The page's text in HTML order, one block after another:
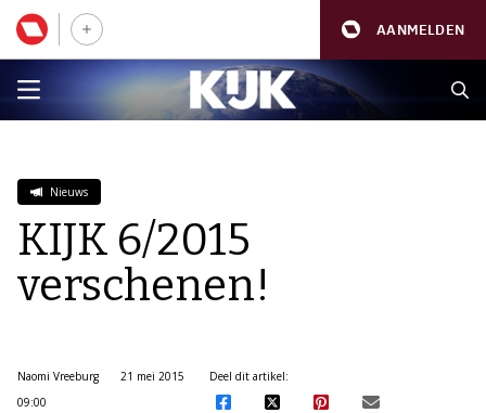
AANMELDEN
Nieuws
KIJK 6/2015
verschenen!
Naomi Vreeburg
21 mei 2015
09:00
Deel dit artikel: